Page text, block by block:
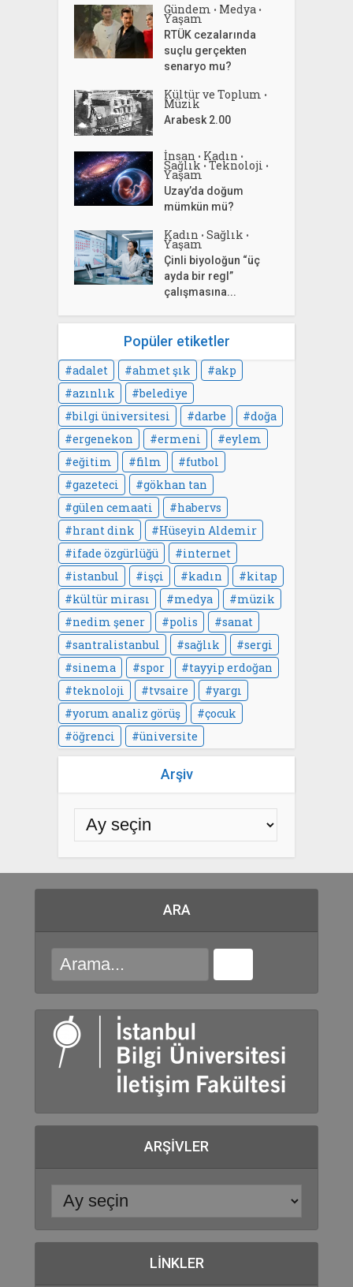
Gündem • Medya •
Yaşam
RTÜK cezalarında
suçlu gerçekten
senaryo mu?
Kültür ve Toplum •
Müzik
Arabesk 2.00
İnsan • Kadın •
Sağlık • Teknoloji •
Yaşam
Uzay’da doğum
mümkün mü?
Kadın • Sağlık •
Yaşam
Çinli biyoloğun “üç
ayda bir regl”
çalışmasına...
Popüler etiketler
adalet ahmet şık
akp
azınlık
belediye
bilgi üniversitesi
darbe
doğa
ergenekon
ermeni
eylem
eğitim
film
futbol
gazeteci
gökhan tan
gülen cemaati
habervs
hrant dink
Hüseyin Aldemir
ifade özgürlüğü
internet
istanbul
işçi kadın
kitap
kültür mirası
medya
müzik
nedim şener
polis
sanat
santralistanbul
sağlık
sergi
sinema
spor
tayyip erdoğan
teknoloji
tvsaire
yargı
yorum analiz görüş
çocuk
öğrenci
üniversite
Arşiv
ARA
ARŞIVLER
LINKLER